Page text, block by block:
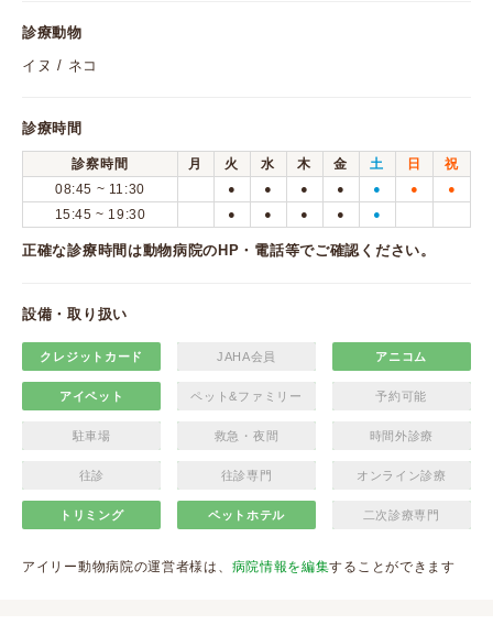
診療動物
イヌ / ネコ
診療時間
診察時間 月 火 水 木 金 土 日
祝
08:45 ~ 11:30
● ● ● ● ● ● ●
15:45 ~ 19:30 ● ● ● ● ●
正確な診療時間は動物病院のHP・電話等でご確認ください。
設備・取り扱い
クレジットカード JAHA会員 アニコム
アイペット ペット&ファミリー 予約可能
駐車場 救急・夜間 時間外診療
往診 往診専門 オンライン診療
トリミング ペットホテル 二次診療専門
アイリー動物病院の運営者様は、 病院情報を編集することができます